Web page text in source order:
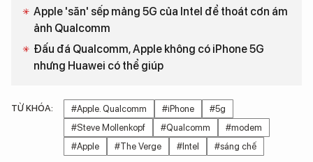
Apple 'săn' sếp mảng 5G của Intel để thoát cơn ám
ảnh Qualcomm
Đấu đá Qualcomm, Apple không có iPhone 5G
nhưng Huawei có thể giúp
TỪ KHÓA: #Apple. Qualcomm #iPhone
#5g
#Steve Mollenkopf
#Qualcomm
#modem
#Apple
#The Verge #Intel #sáng chế